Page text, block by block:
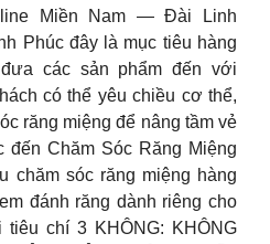
Miền Nam — Đài Linh
Phúc đây là mục tiêu hàng
các sản phẩm đến với
có thể yêu chiều cơ thể,
răng miệng để nâng tầm vẻ
đến Chăm Sóc Răng Miệng
chăm sóc răng miệng hàng
đánh răng dành riêng cho
chí 3 KHÔNG: KHÔNG